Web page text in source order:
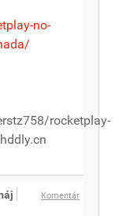
no-
rocketplay-
Komentár